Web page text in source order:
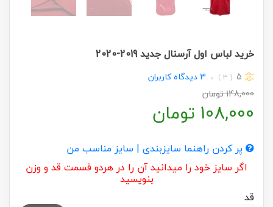
خرید لباس اول آرسنال جدید 2019-2020
5
( 3 )
3 دیدگاه کاربران
148,000تومان
108,000 تومان
پر کردن راهنما سایزبندی | سایز مناسب من
اگر سایز خود را میدانید آن را در هردو قسمت قد و وزن
بنویسید
قد